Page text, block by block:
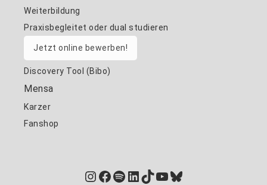
Weiterbildung
Praxisbegleitet oder dual studieren
Jetzt online bewerben!
Discovery Tool (Bibo)
Mensa
Karzer
Fanshop
Instagram
Facebook
Spotify
LinkedIn
TikTok
YouTube
Bluesky